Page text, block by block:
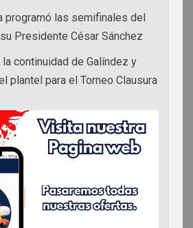
programó las semifinales del
Presidente César Sánchez
continuidad de Galíndez y
plantel para el Torneo Clausura